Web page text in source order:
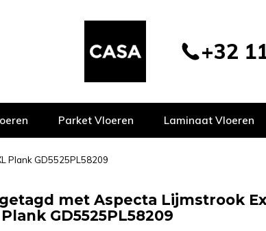
+32
Parket Vloeren Laminaat Vloeren
Plank GD5525PL58209
met Aspecta Lijmstrook
GD5525PL58209